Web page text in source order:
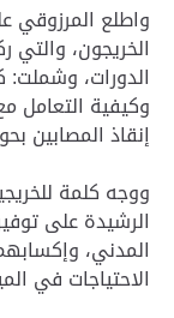
واطلع المرزوقي
الخريجون،
الدورات، وشملت:
وكيفية التعامل
إنقاذ المصابين
ووجه كلمة
الرشيدة على
المدني،
الاحتياجات في